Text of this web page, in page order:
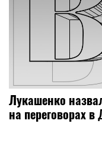
Лукашенко
на переговорах в